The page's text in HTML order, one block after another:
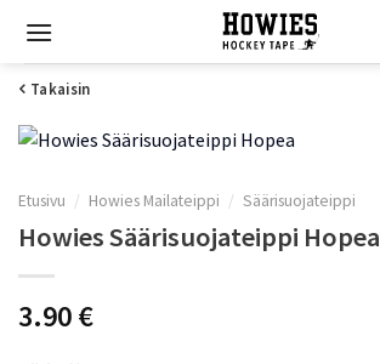
Takaisin
Etusivu / Howies Mailateippi / Säärisuojateippi
Howies Säärisuojateippi Hopea
3.90€